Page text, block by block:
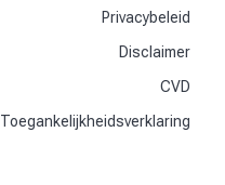
Privacybeleid
Disclaimer
CVD
Toegankelijkheidsverklaring